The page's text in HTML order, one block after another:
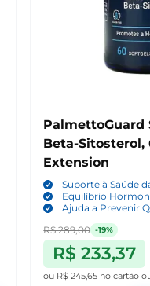
PalmettoGuard
Beta-Sitosterol,
Extension
Suporte à Saúde
Equilíbrio
Ajuda a Prevenir
R$ 289,00 -19%
R$ 233,37
ou R$ 245,65 no cartão